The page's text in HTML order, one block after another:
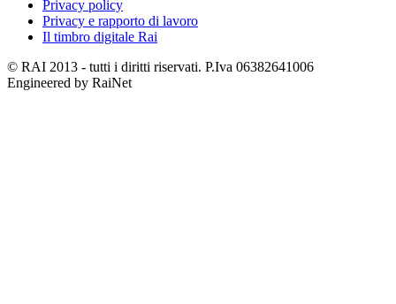
Privacy policy
Privacy e rapporto di lavoro
Il timbro digitale Rai
© RAI 2013 - tutti i diritti riservati. P.Iva 06382641006
Engineered by RaiNet